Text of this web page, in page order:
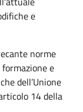
e
norme
e
dell’Unione
14 della